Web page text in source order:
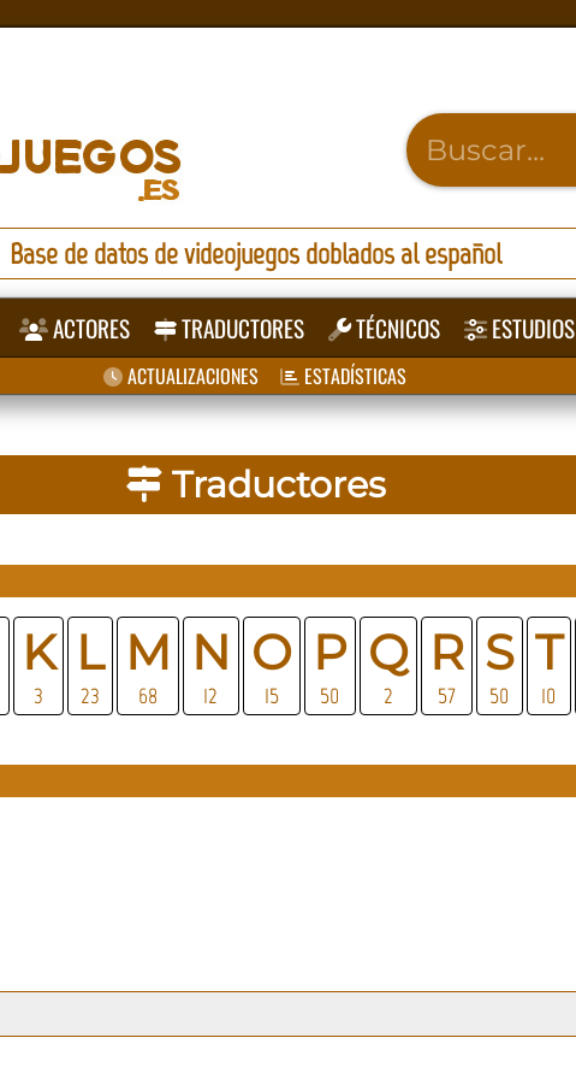
Base de datos de videojuegos doblados al español
ACTORES TRADUCTORES TÉCNICOS ESTUDIOS
ACTUALIZACIONES ESTADÍSTICAS
Traductores
K
3
L
23
M
68
N
12
O
15
P
50
Q
2
R
57
S
50
T
10